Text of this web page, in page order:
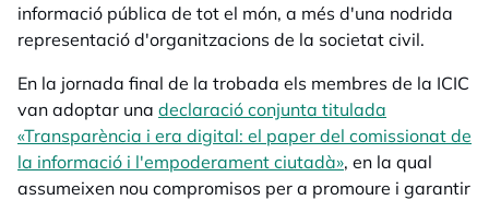
informació pública de tot el món, a més d'una nodrida
representació d'organitzacions de la societat civil.
En la jornada final de la trobada els membres de la ICIC
van adoptar una declaració conjunta titulada
«Transparència i era digital: el paper del comissionat de
la informació i l'empoderament ciutadà»opens in a new
, en la qual
assumeixen nou compromisos per a promoure i garantir